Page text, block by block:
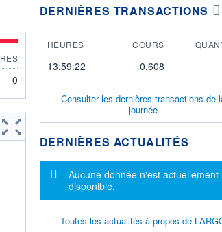
0
DERNIÈRES TRANSACTIONS
HEURES COURS
13:59:22 0,608
Consulter les dernières transactions de
journée
DERNIÈRES ACTUALITÉS
Message d'information
Aucune donnée n'est actuellement
disponible.
Toutes les actualités à propos de